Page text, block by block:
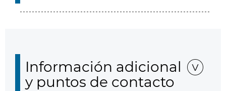
Información adicional
y puntos de contacto